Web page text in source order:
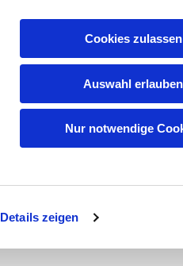
Details zeigen
Cookies zulassen
Auswahl erlauben
Nur notwendige
MUSIKGRUPPEN